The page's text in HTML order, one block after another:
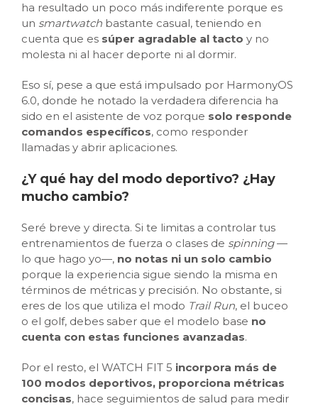
ha resultado un poco más indiferente porque es
un smartwatch bastante casual, teniendo en
cuenta que es súper agradable al tacto y no
molesta ni al hacer deporte ni al dormir.
Eso sí, pese a que está impulsado por HarmonyOS
6.0, donde he notado la verdadera diferencia ha
sido en el asistente de voz porque solo responde
comandos específicos, como responder
llamadas y abrir aplicaciones.
¿Y qué hay del modo deportivo? ¿Hay
mucho cambio?
Seré breve y directa. Si te limitas a controlar tus
entrenamientos de fuerza o clases de spinning—
lo que hago yo—, no notas ni un solo cambio
porque la experiencia sigue siendo la misma en
términos de métricas y precisión. No obstante, si
eres de los que utiliza el modo Trail Run, el buceo
o el golf, debes saber que el modelo base no
cuenta con estas funciones avanzadas.
Por el resto, el WATCH FIT 5 incorpora más de
100 modos deportivos, proporciona métricas
concisas, hace seguimientos de salud para medir